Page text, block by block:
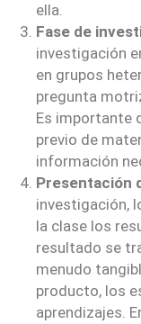
ella.
Fase de
investigación
en grupos
pregunta
Es importante
previo de
información
Presentación
investigación,
la clase los
resultado se
menudo
producto, los
aprendizajes.